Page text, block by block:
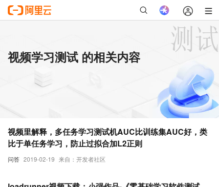
视频学习测试 的相关内容
问答 2019-02-19 来自：开发者社区
视频里解释，多任务学习测试机AUC比训练集AUC好，类
比于单任务学习，防止过拟合加L2正则